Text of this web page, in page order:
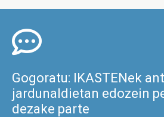
Gogoratu: IKASTENek
jardunaldietan edozein
dezake parte